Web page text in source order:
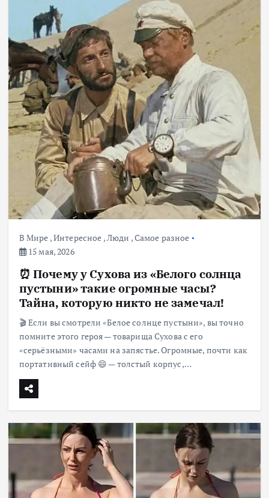
В Мире ,Интересное ,Люди ,Самое разное
15 мая, 2026
⏰ Почему у Сухова из «Белого солнца
пустыни» такие огромные часы?
Тайна, которую никто не замечал!
🎬 Если вы смотрели «Белое солнце пустыни», вы точно
помните этого героя — товарища Сухова с его
«серьёзными» часами на запястье. Огромные, почти как
портативный сейф 😄 — толстый корпус,…